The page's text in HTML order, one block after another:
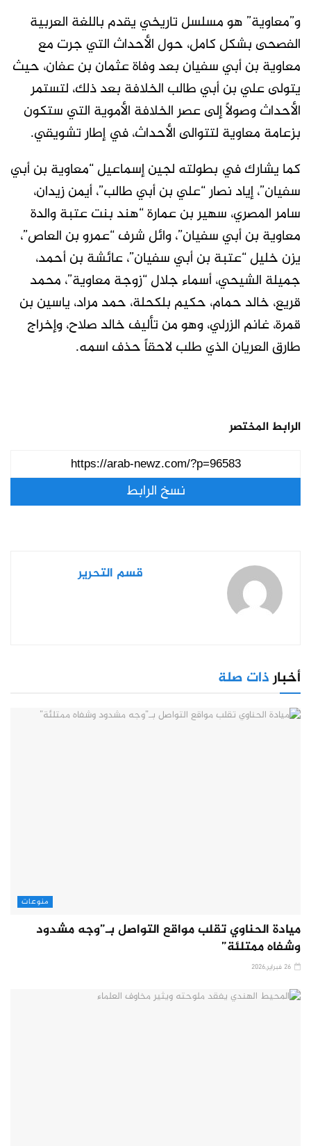
و”معاوية” هو مسلسل تاريخي يقدم باللغة العربية
الفصحى بشكل كامل، حول الأحداث التي جرت مع
معاوية بن أبي سفيان بعد وفاة عثمان بن عفان، حيث
يتولى علي بن أبي طالب الخلافة بعد ذلك، لتستمر
الأحداث وصولًا إلى عصر الخلافة الأموية التي ستكون
بزعامة معاوية لتتوالى الأحداث، في إطار تشويقي.
كما يشارك في بطولته لجين إسماعيل “معاوية بن أبي
سفيان”، إياد نصار “علي بن أبي طالب”، أيمن زيدان،
سامر المصري، سهير بن عمارة “هند بنت عتبة والدة
معاوية بن أبي سفيان”، وائل شرف “عمرو بن العاص”،
يزن خليل “عتبة بن أبي سفيان”، عائشة بن أحمد،
جميلة الشيحي، أسماء جلال “زوجة معاوية”، محمد
قريع، خالد حمام، حكيم بلكحلة، حمد مراد، ياسين بن
قمرة، غانم الزرلي، وهو من تأليف خالد صلاح، وإخراج
طارق العريان الذي طلب لاحقاً حذف اسمه.
الرابط المختصر
نسخ الرابط
قسم التحرير
أخبارذات صلة
منوعات
ميادة الحناوي تقلب مواقع التواصل بـ”وجه مشدود
وشفاه ممتلئة”